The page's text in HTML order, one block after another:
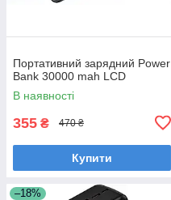
Портативний зарядний Power
Bank 30000 mah LCD
В наявності
355 ₴ 470 ₴
Купити
–18%